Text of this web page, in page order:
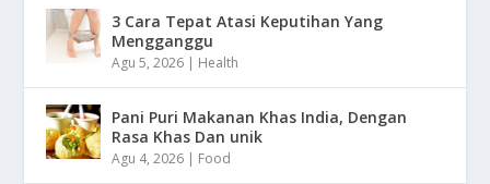
3 Cara Tepat Atasi Keputihan Yang
Mengganggu
Agu 5, 2026 | Health
Pani Puri Makanan Khas India, Dengan
Rasa Khas Dan unik
Agu 4, 2026 | Food